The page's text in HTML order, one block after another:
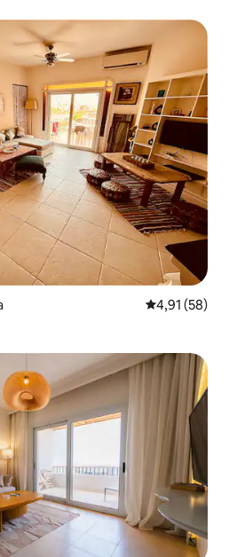
Vidutinis
4,91 (58)